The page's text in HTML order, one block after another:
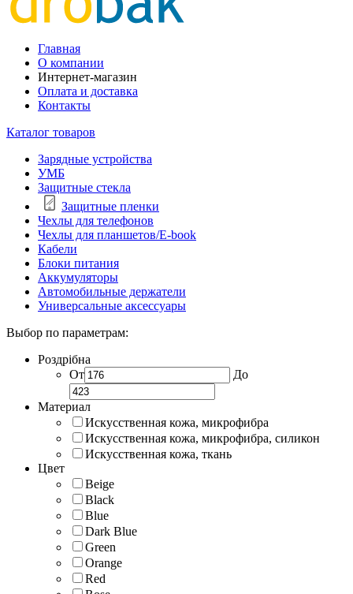
Главная
О компании
Интернет-магазин
Оплата и доставка
Контакты
Каталог товаров
Зарядные устройства
УМБ
Защитные стекла
Защитные пленки
Чехлы для телефонов
Чехлы для планшетов/E-book
Кабели
Блоки питания
Аккумуляторы
Автомобильные держатели
Универсальные аксессуары
Выбор по параметрам:
Роздрібна
От
До
Материал
Искусственная кожа, микрофибра
Искусственная кожа, микрофибра, силикон
Искусственная кожа, ткань
Цвет
Beige
Black
Blue
Dark Blue
Green
Orange
Red